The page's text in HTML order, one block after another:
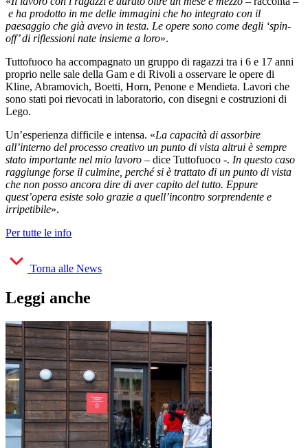
e ha prodotto in me delle immagini che ho integrato con il
paesaggio che già avevo in testa. Le opere sono come degli ‘spin-
off’ di riflessioni nate insieme a loro».
Tuttofuoco ha accompagnato un gruppo di ragazzi tra i 6 e 17 anni
proprio nelle sale della Gam e di Rivoli a osservare le opere di
Kline, Abramovich, Boetti, Horn, Penone e Mendieta. Lavori che
sono stati poi rievocati in laboratorio, con disegni e costruzioni di
Lego.
Un’esperienza difficile e intensa. «La capacità di assorbire
all’interno del processo creativo un punto di vista altrui è sempre
stato importante nel mio lavoro – dice Tuttofuoco -. In questo caso
raggiunge forse il culmine, perché si è trattato di un punto di vista
che non posso ancora dire di aver capito del tutto. Eppure
quest’opera esiste solo grazie a quell’incontro sorprendente e
irripetibile».
Per tutte le info
Torna alle News
Leggi anche